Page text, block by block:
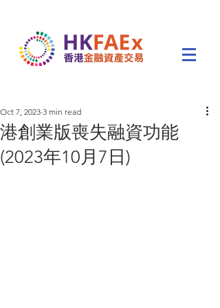
港創業版喪失融資功能
(2023年10月7日)
Oct 7, 2023 3 min read